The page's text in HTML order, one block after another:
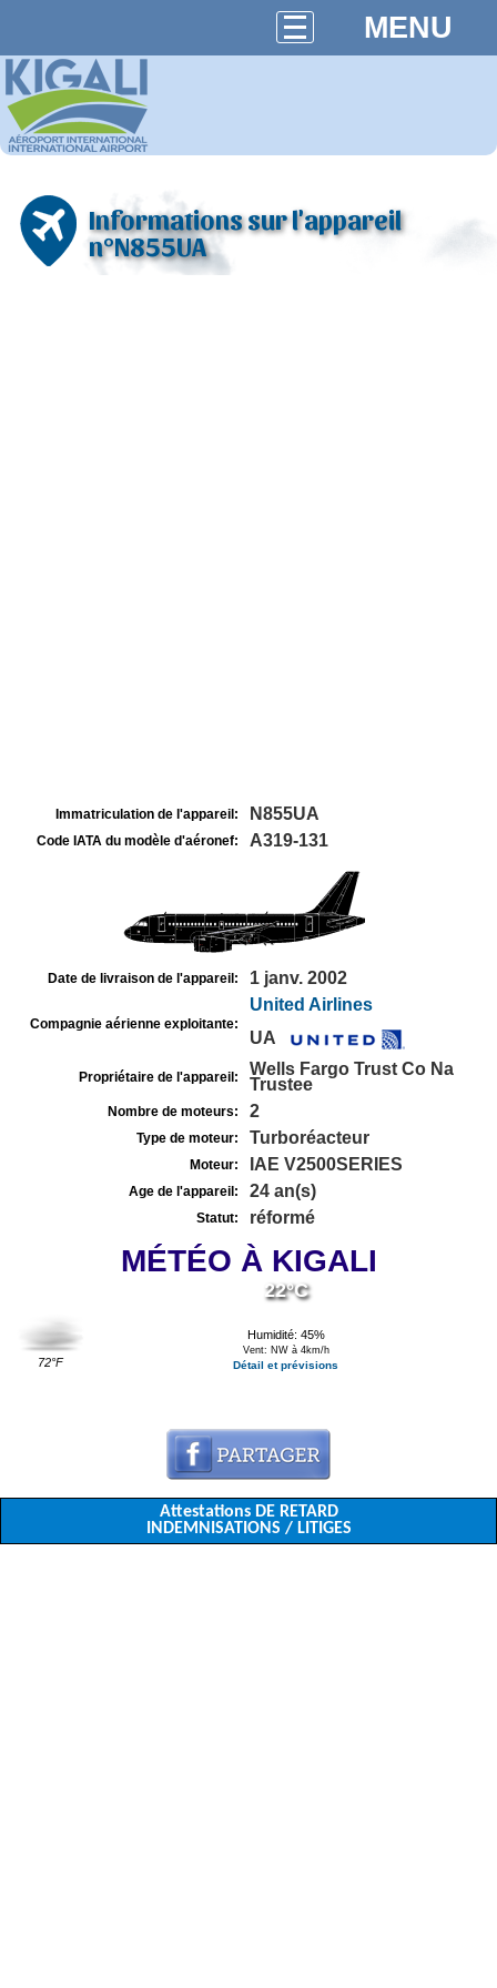
MENU
Informations sur l'appareil
n°N855UA
Immatriculation de l'appareil: N855UA
Code IATA du modèle d'aéronef: A319-131
Date de livraison de l'appareil: 1 janv. 2002
Compagnie aérienne exploitante:
United Airlines
UA
Propriétaire de l'appareil:
Wells Fargo Trust Co Na
Trustee
Nombre de moteurs: 2
Type de moteur: Turboréacteur
Moteur: IAE V2500SERIES
Age de l'appareil: 24 an(s)
Statut: réformé
MÉTÉO À KIGALI
72°F
22°C
Humidité: 45%
Vent: NW à 4km/h
Détail et prévisions
Attestations DE RETARD
INDEMNISATIONS / LITIGES